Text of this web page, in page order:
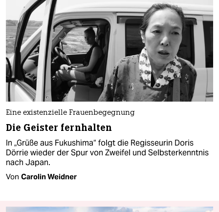
Eine existenzielle Frauenbegegnung
Die Geister fernhalten
In „Grüße aus Fukushima“ folgt die Regisseurin Doris
Dörrie wieder der Spur von Zweifel und Selbsterkenntnis
nach Japan.
Von Carolin Weidner